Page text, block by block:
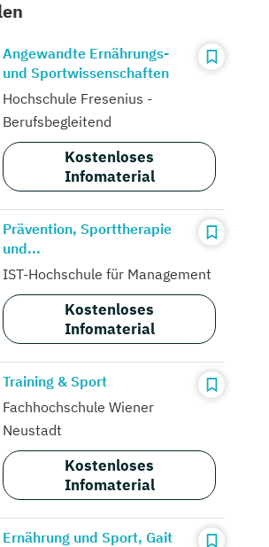
Angewandte Ernährungs-
und Sportwissenschaften
Hochschule Fresenius -
Berufsbegleitend
Kostenloses
Infomaterial
Prävention, Sporttherapie
und...
IST-Hochschule für Management
Kostenloses
Infomaterial
Training & Sport
Fachhochschule Wiener
Neustadt
Kostenloses
Infomaterial
Ernährung und Sport, Gait